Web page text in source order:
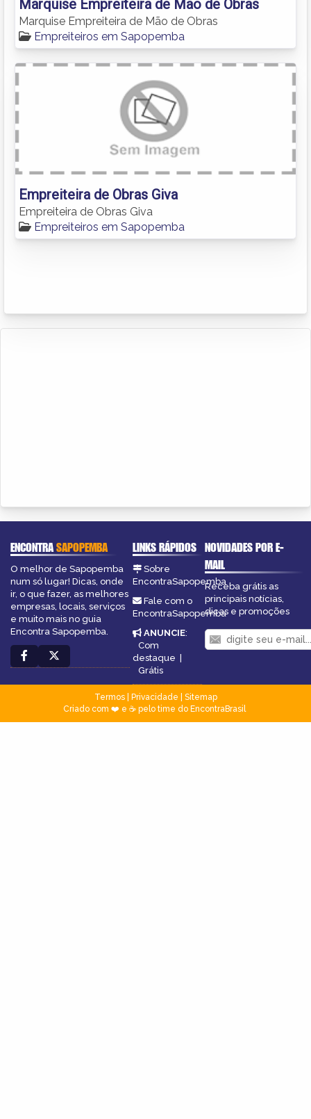
Marquise Empreiteira de Mão de Obras
Marquise Empreiteira de Mão de Obras
Empreiteiros em Sapopemba
Empreiteira de Obras Giva
Empreiteira de Obras Giva
Empreiteiros em Sapopemba
ENCONTRASAPOPEMBA
O melhor de Sapopemba
num só lugar! Dicas, onde
ir, o que fazer, as melhores
empresas, locais, serviços
e muito mais no guia
Encontra Sapopemba.
LINKS RÁPIDOS
Sobre
EncontraSapopemba
Fale com o
EncontraSapopemba
ANUNCIE:
Com
destaque |
Grátis
NOVIDADES POR E-
MAIL
Receba grátis as
principais notícias,
dicas e promoções
Termos| Privacidade
Sitemap
Criado com ❤️ e ☕ pelo time do EncontraBrasil